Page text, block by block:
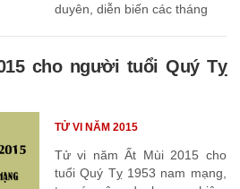
duyên, diễn biến các tháng
cho người tuổi Quý Tỵ
Tử vi năm Ất Mùi 2015 cho
tuổi Quý Tỵ 1953 nam mạng,
TỬ VI NĂM 2015